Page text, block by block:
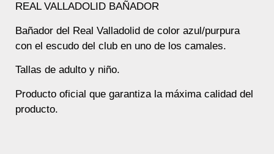
REAL VALLADOLID BAÑADOR
Bañador del Real Valladolid de color azul/purpura
con el escudo del club en uno de los camales.
Tallas de adulto y niño.
Producto oficial que garantiza la máxima calidad del
producto.